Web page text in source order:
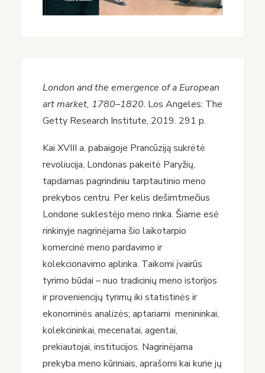
London and the emergence of a European
art market, 1780–1820. Los Angeles: The
Getty Research Institute, 2019. 291 p.
Kai XVIII a. pabaigoje Prancūziją sukrėtė
revoliucija, Londonas pakeitė Paryžių,
tapdamas pagrindiniu tarptautinio meno
prekybos centru. Per kelis dešimtmečius
Londone suklestėjo meno rinka. Šiame esė
rinkinyje nagrinėjama šio laikotarpio
komercinė meno pardavimo ir
kolekcionavimo aplinka. Taikomi įvairūs
tyrimo būdai – nuo tradicinių meno istorijos
ir proveniencijų tyrimų iki statistinės ir
ekonominės analizės; aptariami menininkai,
kolekcininkai, mecenatai, agentai,
prekiautojai, institucijos. Nagrinėjama
prekyba meno kūriniais, aprašomi kai kurie jų